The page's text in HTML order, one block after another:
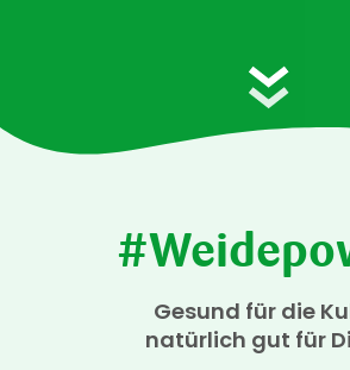
Gesund für die
natürlich gut für